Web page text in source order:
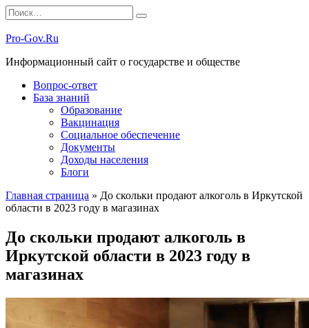
Перейти
к
содержанию
Search
for:
Pro-Gov.Ru
Информационный сайт о государстве и обществе
Вопрос-ответ
База знаний
Образование
Вакцинация
Социальное обеспечение
Документы
Доходы населения
Блоги
Главная страница » До скольки продают алкоголь в Иркутской
области в 2023 году в магазинах
До скольки продают алкоголь в
Иркутской области в 2023 году в
магазинах